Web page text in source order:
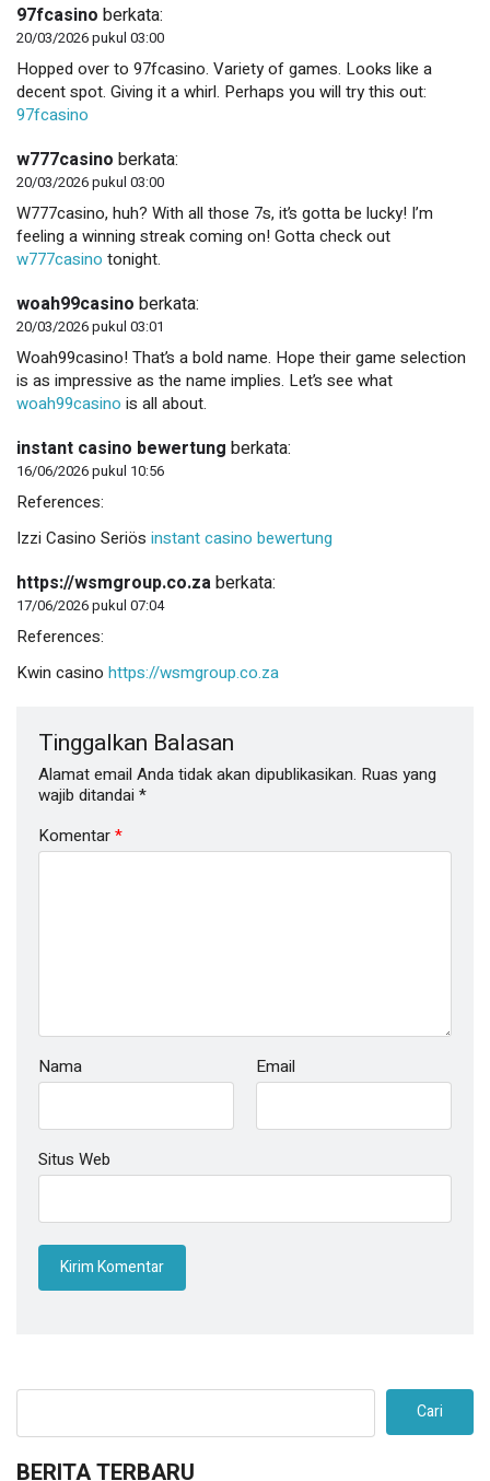
97fcasino berkata:
20/03/2026 pukul 03:00
Hopped over to 97fcasino. Variety of games. Looks like a
decent spot. Giving it a whirl. Perhaps you will try this out:
97fcasino
w777casino berkata:
20/03/2026 pukul 03:00
W777casino, huh? With all those 7s, it’s gotta be lucky! I’m
feeling a winning streak coming on! Gotta check out
w777casino tonight.
woah99casino berkata:
20/03/2026 pukul 03:01
Woah99casino! That’s a bold name. Hope their game selection
is as impressive as the name implies. Let’s see what
woah99casino is all about.
instant casino bewertung berkata:
16/06/2026 pukul 10:56
References:
Izzi Casino Seriös instant casino bewertung
https://wsmgroup.co.zaberkata:
17/06/2026 pukul 07:04
References:
Kwin casino https://wsmgroup.co.za
Tinggalkan Balasan
Alamat email Anda tidak akan dipublikasikan. Ruas yang
wajib ditandai *
Komentar*
Nama Email
Situs Web
Cari
BERITA TERBARU